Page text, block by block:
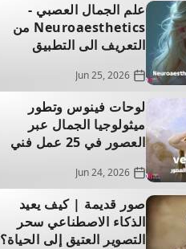
علم الجمال العصبي -
Neuroaesthetics من
التعريف الى التطبيق
Jun 25, 2026
لوحات فينوس وتطور
ميثولوجيا الجمال عبر
العصور في 25 عمل فني
Jun 24, 2026
صور قديمة | كيف يعيد
الذكاء الاصطناعي سحر
التصوير العتيق إلى الحياة؟